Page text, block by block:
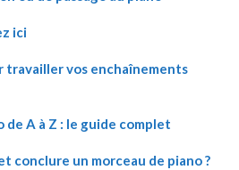
ici
travailler vos enchaînements
de A à Z : le guide complet
conclure un morceau de piano ?